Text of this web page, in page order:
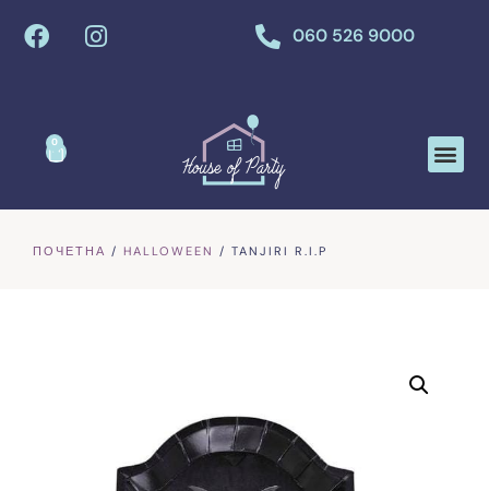
060 526 9000
0
ПОЧЕТНА / HALLOWEEN / TANJIRI R.I.P